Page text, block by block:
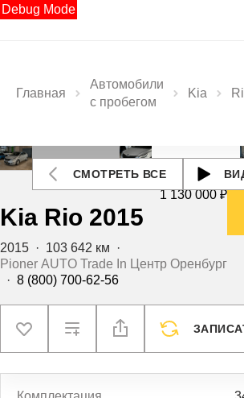
Debug Mode
Главная
Автомобили
с пробегом
Kia
СМОТРЕТЬ ВСЕ
Kia Rio 2015
1 130 000 ₽
2015 · 103 642 км ·
Pioner AUTO Trade In Центр Оренбург
· 8 (800) 700-62-56